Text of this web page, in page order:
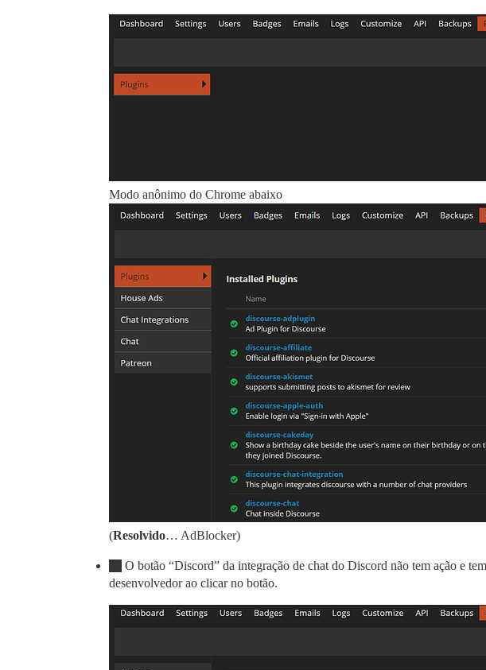
Modo anônimo do Chrome abaixo
(Resolvido… AdBlocker)
O botão “Discord” da integração de chat do Discord não tem ação e
desenvolvedor ao clicar no botão.